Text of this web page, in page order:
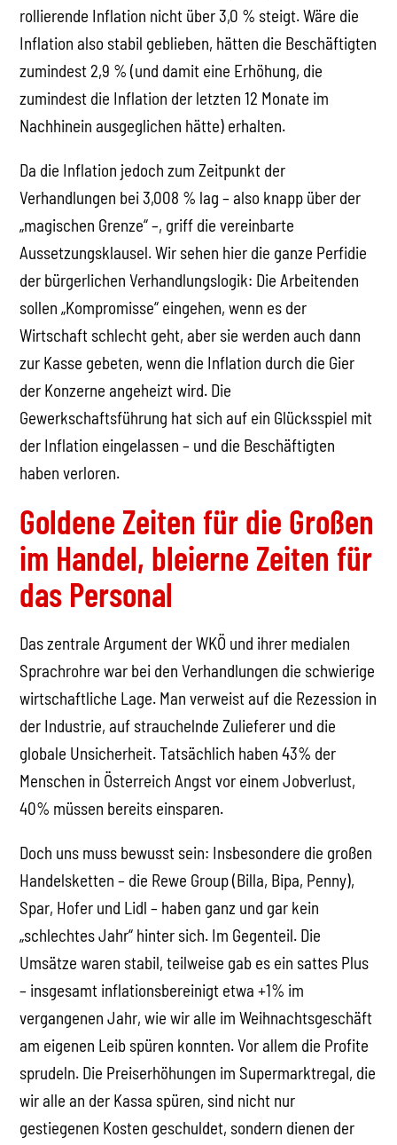
rollierende Inflation nicht über 3,0 % steigt. Wäre die
Inflation also stabil geblieben, hätten die Beschäftigten
zumindest 2,9 % (und damit eine Erhöhung, die
zumindest die Inflation der letzten 12 Monate im
Nachhinein ausgeglichen hätte) erhalten.
Da die Inflation jedoch zum Zeitpunkt der
Verhandlungen bei 3,008 % lag – also knapp über der
„magischen Grenze“ –, griff die vereinbarte
Aussetzungsklausel. Wir sehen hier die ganze Perfidie
der bürgerlichen Verhandlungslogik: Die Arbeitenden
sollen „Kompromisse“ eingehen, wenn es der
Wirtschaft schlecht geht, aber sie werden auch dann
zur Kasse gebeten, wenn die Inflation durch die Gier
der Konzerne angeheizt wird. Die
Gewerkschaftsführung hat sich auf ein Glücksspiel mit
der Inflation eingelassen – und die Beschäftigten
haben verloren.
Goldene Zeiten für die Großen
im Handel, bleierne Zeiten für
das Personal
Das zentrale Argument der WKÖ und ihrer medialen
Sprachrohre war bei den Verhandlungen die schwierige
wirtschaftliche Lage. Man verweist auf die Rezession in
der Industrie, auf strauchelnde Zulieferer und die
globale Unsicherheit. Tatsächlich haben 43% der
Menschen in Österreich Angst vor einem Jobverlust,
40% müssen bereits einsparen.
Doch uns muss bewusst sein: Insbesondere die großen
Handelsketten – die Rewe Group (Billa, Bipa, Penny),
Spar, Hofer und Lidl – haben ganz und gar kein
„schlechtes Jahr“ hinter sich. Im Gegenteil. Die
Umsätze waren stabil, teilweise gab es ein sattes Plus
– insgesamt inflationsbereinigt etwa +1% im
vergangenen Jahr, wie wir alle im Weihnachtsgeschäft
am eigenen Leib spüren konnten. Vor allem die Profite
sprudeln. Die Preiserhöhungen im Supermarktregal, die
wir alle an der Kassa spüren, sind nicht nur
gestiegenen Kosten geschuldet, sondern dienen der